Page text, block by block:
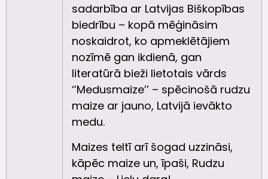
sadarbība ar Latvijas Biškopības
biedrību – kopā mēģināsim
noskaidrot, ko apmeklētājiem
nozīmē gan ikdienā, gan
literatūrā bieži lietotais vārds
‘’Medusmaize’’ – spēcinošā rudzu
maize ar jauno, Latvijā ievākto
medu.
Maizes teltī arī šogad uzzināsi,
kāpēc maize un, īpaši, Rudzu